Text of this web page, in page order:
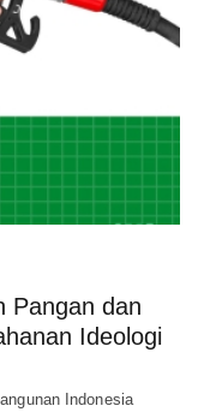
Pangan dan
Ideologi
Indonesia